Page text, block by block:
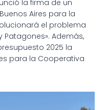
la firma de un
Aires para la
el problema
Patagones». Además,
2025 la
para la Cooperativa